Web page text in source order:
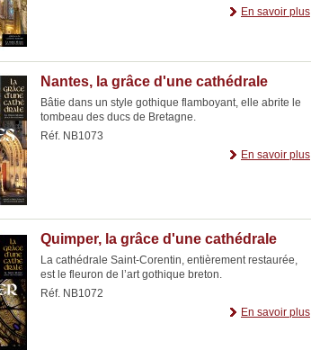
En savoir plus
Nantes, la grâce d'une cathédrale
Bâtie dans un style gothique flamboyant, elle abrite le
tombeau des ducs de Bretagne.
Réf. NB1073
En savoir plus
Quimper, la grâce d'une cathédrale
La cathédrale Saint-Corentin, entièrement restaurée,
est le fleuron de l’art gothique breton.
Réf. NB1072
En savoir plus